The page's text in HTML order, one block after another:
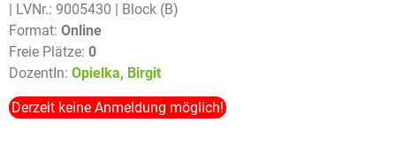
| LVNr.: 9005430
| Block (B)
Format: Online
Freie Plätze: 0
DozentIn: Opielka, Birgit
Derzeit keine Anmeldung möglich!